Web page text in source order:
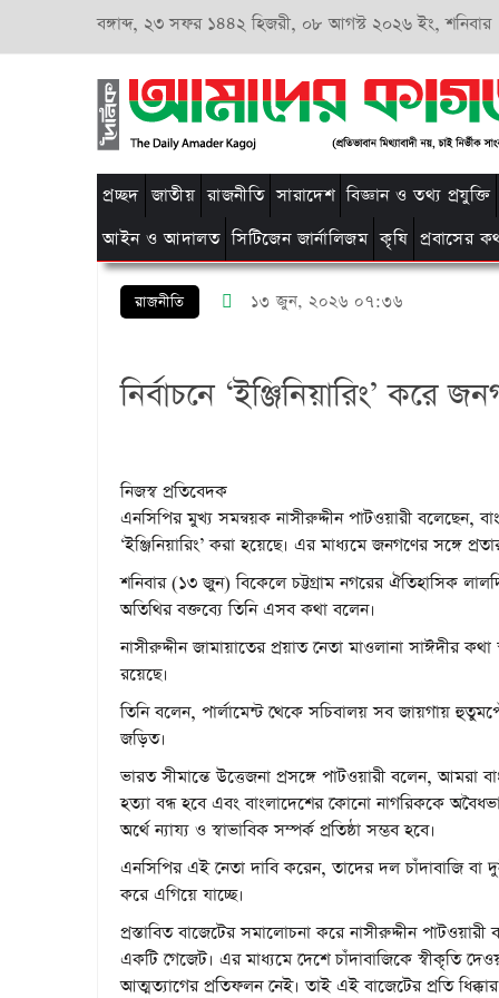
বঙ্গাব্দ, ২৩ সফর ১৪৪২ হিজরী, ০৮ আগস্ট ২০২৬ ইং, শনিবার
প্রচ্ছদ জাতীয় রাজনীতি সারাদেশ বিজ্ঞান ও তথ্য প্রযুক্তি
আইন ও আদালত সিটিজেন জার্নালিজম কৃষি প্রবাসের
রাজনীতি ১৩ জুন, ২০২৬ ০৭:৩৬
নির্বাচনে ‘ইঞ্জিনিয়ারিং’ করে
নিজস্ব প্রতিবেদক
এনসিপির মুখ্য সমন্বয়ক নাসীরুদ্দীন পাটওয়ারী বলেছেন,
‘ইঞ্জিনিয়ারিং’ করা হয়েছে। এর মাধ্যমে জনগণের সঙ্গে
শনিবার (১৩ জুন) বিকেলে চট্টগ্রাম নগরের ঐতিহাসিক
অতিথির বক্তব্যে তিনি এসব কথা বলেন।
নাসীরুদ্দীন জামায়াতের প্রয়াত নেতা মাওলানা সাঈদীর
রয়েছে।
তিনি বলেন, পার্লামেন্ট থেকে সচিবালয় সব জায়গায়
জড়িত।
ভারত সীমান্তে উত্তেজনা প্রসঙ্গে পাটওয়ারী বলেন, আমরা
হত্যা বন্ধ হবে এবং বাংলাদেশের কোনো নাগরিককে
অর্থে ন্যায্য ও স্বাভাবিক সম্পর্ক প্রতিষ্ঠা সম্ভব হবে।
এনসিপির এই নেতা দাবি করেন, তাদের দল চাঁদাবাজি বা
করে এগিয়ে যাচ্ছে।
প্রস্তাবিত বাজেটের সমালোচনা করে নাসীরুদ্দীন
একটি গেজেট। এর মাধ্যমে দেশে চাঁদাবাজিকে স্বীকৃতি
আত্মত্যাগের প্রতিফলন নেই। তাই এই বাজেটের প্রতি